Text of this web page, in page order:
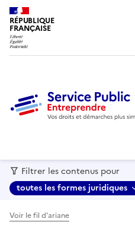
RÉPUBLIQUE
FRANÇAISE
Filtrer les contenus pour
toutes les formes juridiques
Voir le fil d'ariane